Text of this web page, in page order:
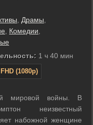
, Драмы,
, Комедии,
1 ч 40 мин
FHD (1080p)
мировой войны. В
неизвестный
набожной женщине